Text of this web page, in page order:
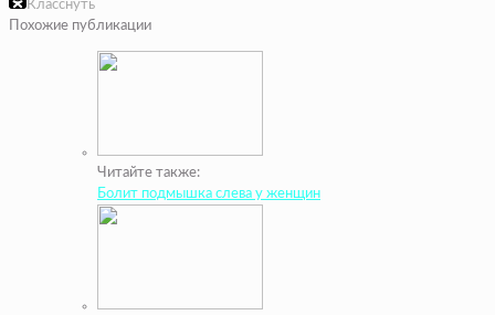
Класснуть
Похожие публикации
Читайте также:
Болит подмышка слева у женщин